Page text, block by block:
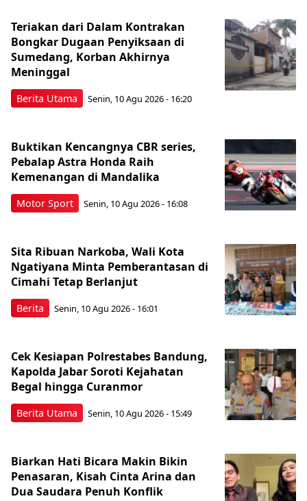
Berita Utama
Teriakan dari Dalam Kontrakan
Bongkar Dugaan Penyiksaan di
Sumedang, Korban Akhirnya
Meninggal
Senin, 10 Agu 2026 - 16:20
Motor Sport
Buktikan Kencangnya CBR series,
Pebalap Astra Honda Raih
Kemenangan di Mandalika
Senin, 10 Agu 2026 - 16:08
Berita
Sita Ribuan Narkoba, Wali Kota
Ngatiyana Minta Pemberantasan di
Cimahi Tetap Berlanjut
Senin, 10 Agu 2026 - 16:01
Berita Utama
Cek Kesiapan Polrestabes Bandung,
Kapolda Jabar Soroti Kejahatan
Begal hingga Curanmor
Senin, 10 Agu 2026 - 15:49
Biarkan Hati Bicara Makin Bikin
Penasaran, Kisah Cinta Arina dan
Dua Saudara Penuh Konflik